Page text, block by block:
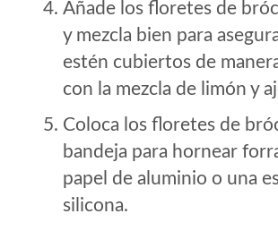
Añade los floretes de
y mezcla bien para
estén cubiertos de
con la mezcla de limón y
Coloca los floretes de
bandeja para hornear
papel de aluminio o una
silicona.